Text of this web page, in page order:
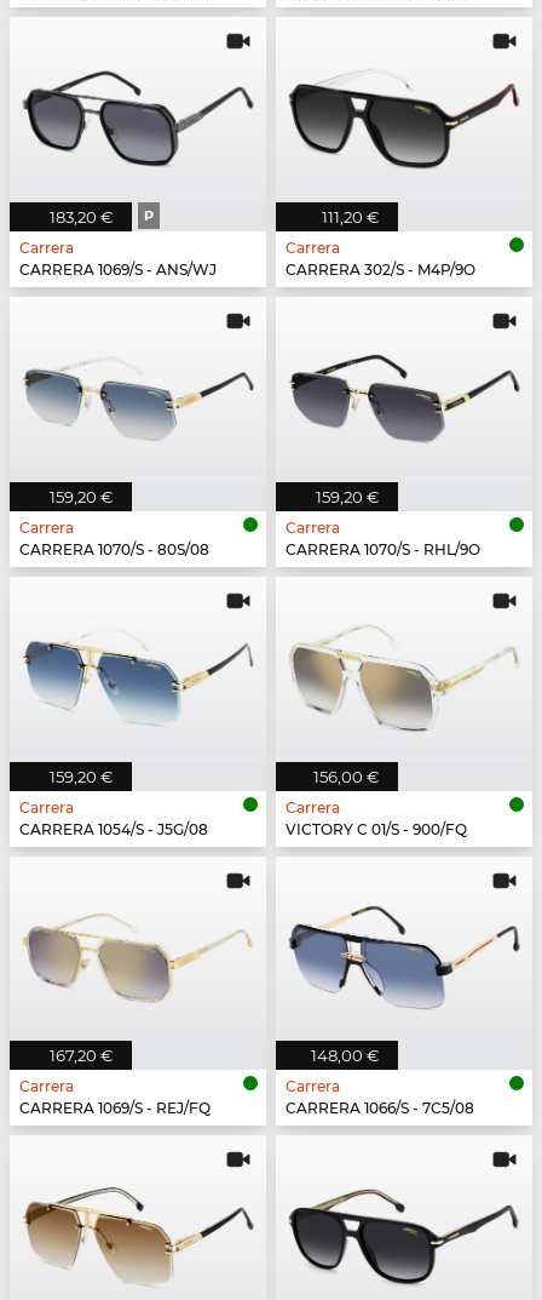
183,20 € P
Carrera
CARRERA 1069/S - ANS/WJ
111,20 €
Carrera
CARRERA 302/S - M4P/9O
159,20 €
Carrera
CARRERA 1070/S - 80S/08
159,20 €
Carrera
CARRERA 1070/S - RHL/9O
159,20 €
Carrera
CARRERA 1054/S - J5G/08
156,00 €
Carrera
VICTORY C 01/S - 900/FQ
167,20 €
Carrera
CARRERA 1069/S - REJ/FQ
148,00 €
Carrera
CARRERA 1066/S - 7C5/08